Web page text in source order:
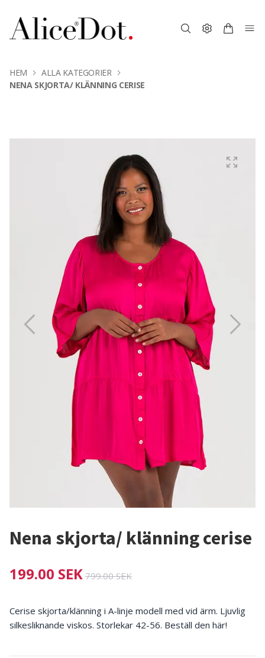
HEM
ALLA KATEGORIER
NENA SKJORTA/ KLÄNNING CERISE
Nena skjorta/ klänning cerise
199.00 SEK 799.00 SEK
Cerise skjorta/klänning i A-linje modell med vid ärm. Ljuvlig
silkesliknande viskos. Storlekar 42-56. Beställ den här!